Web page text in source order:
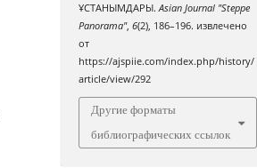
ҰСТАНЫМДАРЫ.Asian Journal "Steppe
Panorama",6(2), 186–196. извлечено
от
https://ajspiie.com/index.php/history/
article/view/292
Другие форматы
библиографических ссылок